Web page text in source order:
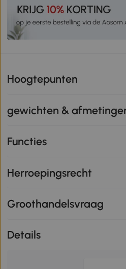
Hoogtepunten
gewichten &
Functies
Herroepingsrecht
Groothandelsvraag
Details